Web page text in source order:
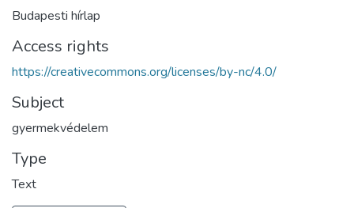
Budapesti hírlap
Access rights
https://creativecommons.org/licenses/by-nc/4.0/
Subject
gyermekvédelem
Type
Text